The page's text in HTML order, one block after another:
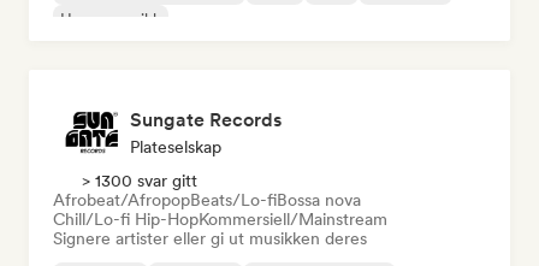
House-musikk
Sungate Records
Plateselskap
> 1300 svar gitt
Afrobeat/AfropopBeats/Lo-fiBossa nova
Chill/Lo-fi Hip-HopKommersiell/Mainstream
Signere artister eller gi ut musikken deres